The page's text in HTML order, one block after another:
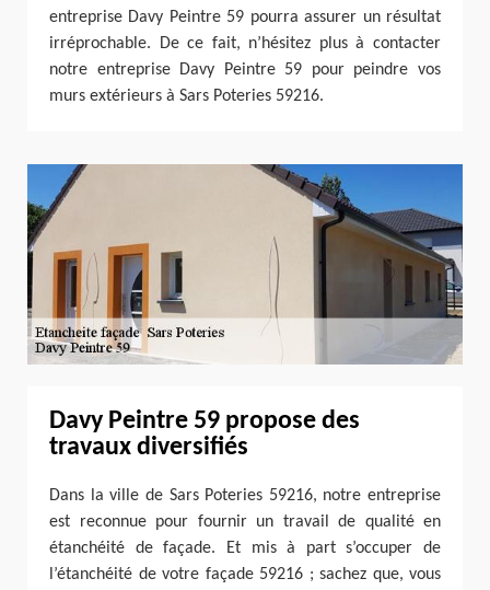
entreprise Davy Peintre 59 pourra assurer un résultat
irréprochable. De ce fait, n’hésitez plus à contacter
notre entreprise Davy Peintre 59 pour peindre vos
murs extérieurs à Sars Poteries 59216.
Davy Peintre 59 propose des
travaux diversifiés
Dans la ville de Sars Poteries 59216, notre entreprise
est reconnue pour fournir un travail de qualité en
étanchéité de façade. Et mis à part s’occuper de
l’étanchéité de votre façade 59216 ; sachez que, vous